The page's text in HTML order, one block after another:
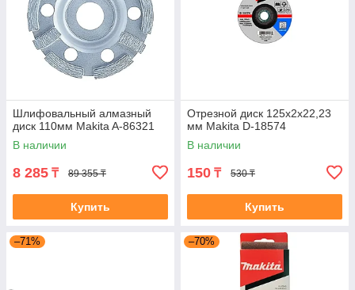
Шлифовальный алмазный
диск 110мм Makita A-86321
В наличии
8 285 ₸ 89 355 ₸
Купить
Отрезной диск 125х2х22,23
мм Makita D-18574
В наличии
150 ₸ 530 ₸
Купить
–71% –70%